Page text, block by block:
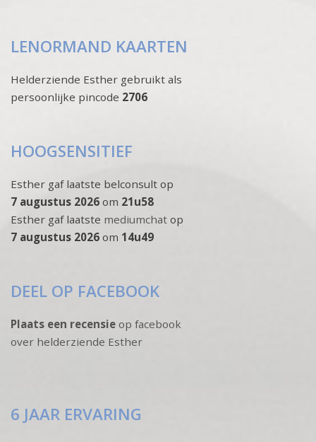
LENORMAND KAARTEN
Helderziende Esther gebruikt als
persoonlijke pincode 2706
HOOGSENSITIEF
Esther gaf laatste belconsult op
7 augustus 2026 om 21u58
Esther gaf laatste mediumchat op
7 augustus 2026 om 14u49
DEEL OP FACEBOOK
Plaats een recensie op facebook
over helderziende Esther
6 JAAR ERVARING